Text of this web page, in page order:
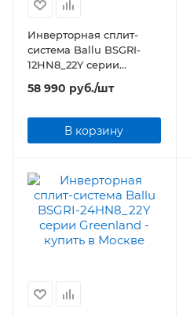
Инверторная сплит-
система Ballu BSGRI-
12HN8_22Y серии
58 990 руб./шт
В корзину